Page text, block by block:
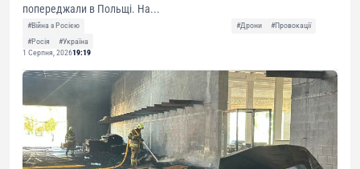
попереджали в Польщі. На...
#Війна з Росією #Дрони
#Провокації
#Росія
#Україна
1 Серпня, 202619:19